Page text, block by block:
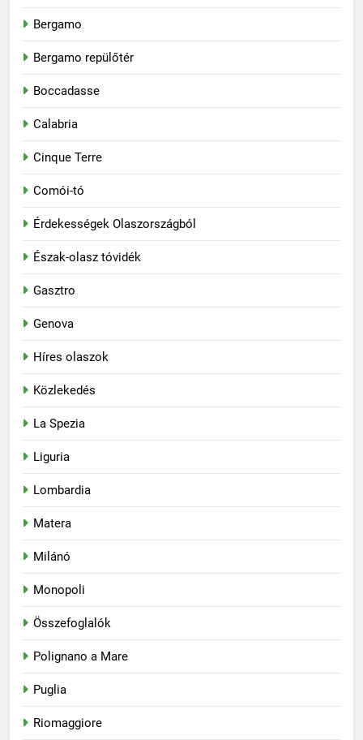
Bergamo
Bergamo repülőtér
Boccadasse
Calabria
Cinque Terre
Comói-tó
Érdekességek Olaszországból
Észak-olasz tóvidék
Gasztro
Genova
Híres olaszok
Közlekedés
La Spezia
Liguria
Lombardia
Matera
Milánó
Monopoli
Összefoglalók
Polignano a Mare
Puglia
Riomaggiore